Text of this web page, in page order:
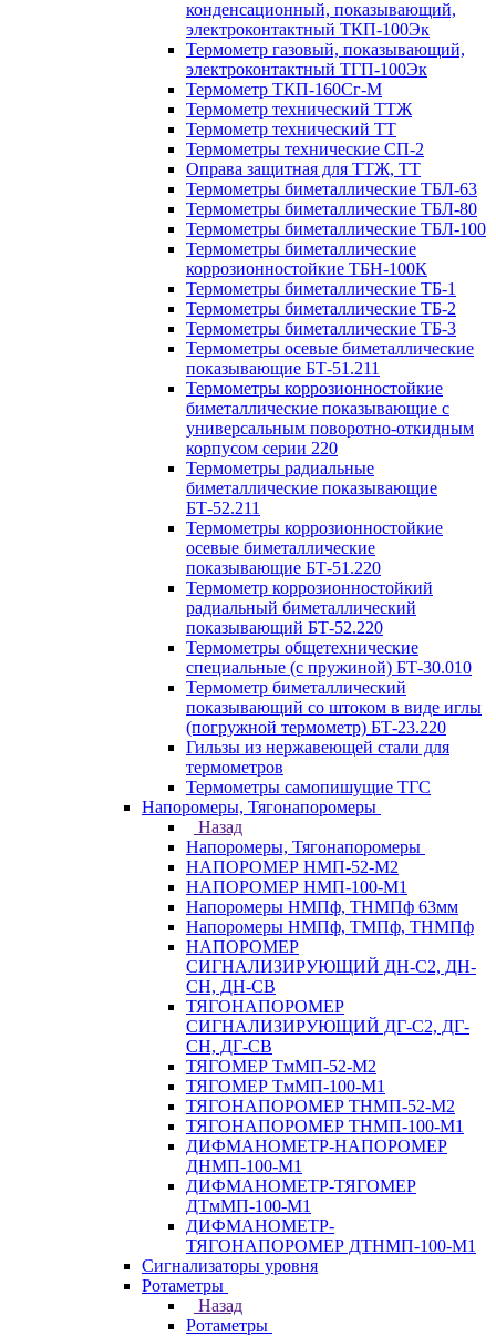
конденсационный, показывающий,
электроконтактный ТКП-100Эк
Термометр газовый, показывающий,
электроконтактный ТГП-100Эк
Термометр ТКП-160Сг-М
Термометр технический ТТЖ
Термометр технический ТТ
Термометры технические СП-2
Оправа защитная для ТТЖ, ТТ
Термометры биметаллические ТБЛ-63
Термометры биметаллические ТБЛ-80
Термометры биметаллические ТБЛ-100
Термометры биметаллические
коррозионностойкие ТБН-100К
Термометры биметаллические ТБ-1
Термометры биметаллические ТБ-2
Термометры биметаллические ТБ-3
Термометры осевые биметаллические
показывающие БТ-51.211
Термометры коррозионностойкие
биметаллические показывающие с
универсальным поворотно-откидным
корпусом серии 220
Термометры радиальные
биметаллические показывающие
БТ-52.211
Термометры коррозионностойкие
осевые биметаллические
показывающие БТ-51.220
Термометр коррозионностойкий
радиальный биметаллический
показывающий БТ-52.220
Термометры общетехнические
специальные (с пружиной) БТ-30.010
Термометр биметаллический
показывающий со штоком в виде иглы
(погружной термометр) БТ-23.220
Гильзы из нержавеющей стали для
термометров
Термометры самопишущие ТГС
Напоромеры, Тягонапоромеры
Назад
Напоромеры, Тягонапоромеры
НАПОРОМЕР НМП-52-М2
НАПОРОМЕР НМП-100-М1
Напоромеры НМПф, ТНМПф 63мм
Напоромеры НМПф, ТМПф, ТНМПф
НАПОРОМЕР
СИГНАЛИЗИРУЮЩИЙ ДН-С2, ДН-
СН, ДН-СВ
ТЯГОНАПОРОМЕР
СИГНАЛИЗИРУЮЩИЙ ДГ-С2, ДГ-
СН, ДГ-СВ
ТЯГОМЕР ТмМП-52-М2
ТЯГОМЕР ТмМП-100-М1
ТЯГОНАПОРОМЕР ТНМП-52-М2
ТЯГОНАПОРОМЕР ТНМП-100-М1
ДИФМАНОМЕТР-НАПОРОМЕР
ДНМП-100-М1
ДИФМАНОМЕТР-ТЯГОМЕР
ДТмМП-100-М1
ДИФМАНОМЕТР-
ТЯГОНАПОРОМЕР ДТНМП-100-М1
Сигнализаторы уровня
Ротаметры
Назад
Ротаметры